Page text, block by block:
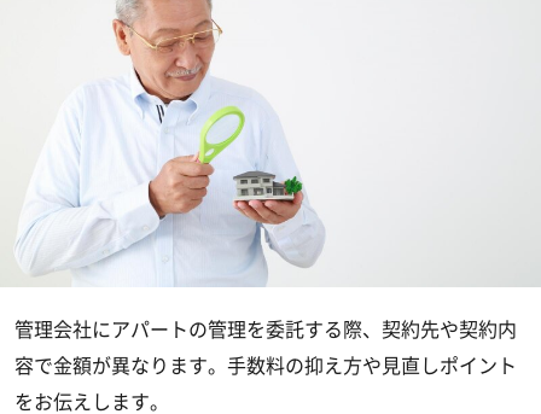
管理会社にアパートの管理を委託する際、契約先や契約内
容で金額が異なります。手数料の抑え方や見直しポイント
をお伝えします。